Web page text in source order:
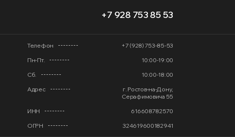
+7 928 753 85 53
Телефон
+7 (928) 753-85-53
Пн-Пт.
10:00-19:00
Сб.
10:00-18:00
Адрес
г. Ростов-на-Дону,
Серафимовича 55
ИНН
616608782570
ОГРН
324619600182941